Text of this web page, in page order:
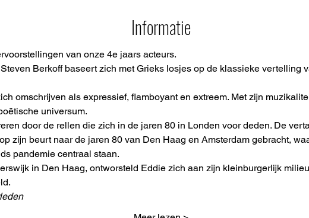
Informatie
van onze 4e jaars acteurs.
Berkoff baseert zich met Grieks losjes op de klassieke vertelling
omschrijven als expressief, flamboyant en extreem. Met zijn
universum.
door de rellen die zich in de jaren 80 in Londen voor deden. De
zijn beurt naar de jaren 80 van Den Haag en Amsterdam gebracht,
pandemie centraal staan.
in Den Haag, ontworsteld Eddie zich aan zijn kleinburgerlijk